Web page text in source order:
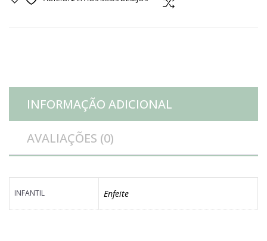
INFORMAÇÃO ADICIONAL
AVALIAÇÕES (0)
INFANTIL Enfeite